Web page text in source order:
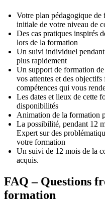
Votre plan pédagogique de
initiale de votre niveau de
Des cas pratiques inspirés
lors de la formation
Un suivi individuel
plus rapidement
Un support de formation
vos attentes et des
compétences qui vous
Les dates et lieux de cette
disponibilités
Animation de la formation
La possibilité, pendant 12
Expert sur des
votre formation
Un suivi de 12 mois de la
acquis.
FAQ – Questions
formation